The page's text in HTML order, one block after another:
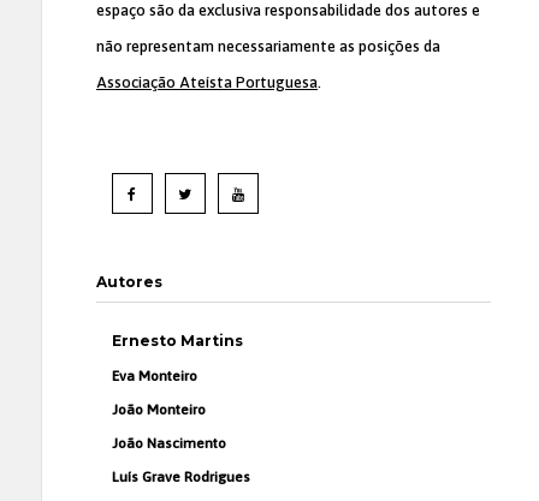
espaço são da exclusiva responsabilidade dos autores e
não representam necessariamente as posições da
Associação Ateísta Portuguesa.
Autores
Ernesto Martins
Eva Monteiro
João Monteiro
João Nascimento
Luís Grave Rodrigues